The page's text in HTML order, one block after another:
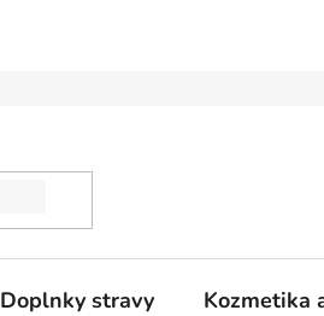
Podmienky ochrany
Doplnky stravy Kozmetika